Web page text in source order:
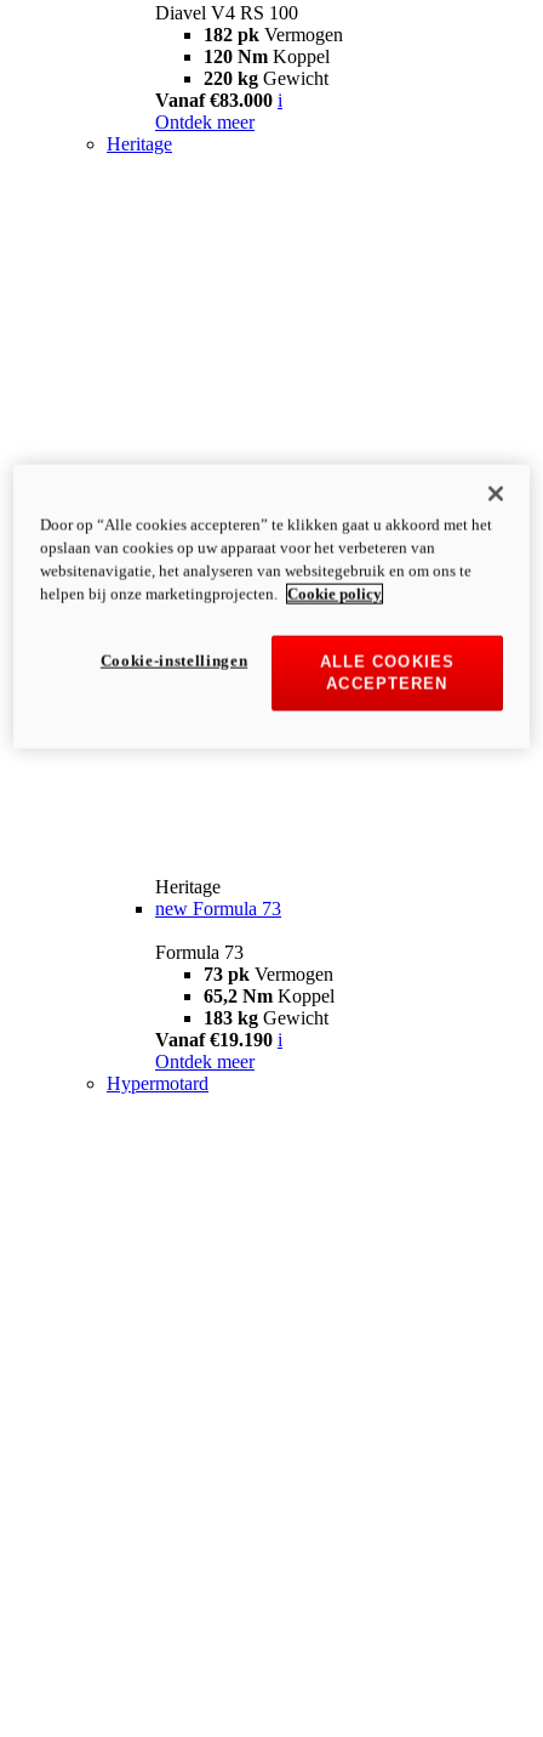
Diavel V4 RS 100
182 pk Vermogen
120 Nm Koppel
220 kg Gewicht
Vanaf €83.000 i
Ontdek meer
Heritage
Heritage
new Formula 73
Formula 73
73 pk Vermogen
65,2 Nm Koppel
183 kg Gewicht
Vanaf €19.190 i
Ontdek meer
Hypermotard
Door op “Alle cookies accepteren” te klikken gaat u akkoord met het
opslaan van cookies op uw apparaat voor het verbeteren van
websitenavigatie, het analyseren van websitegebruik en om ons te
helpen bij onze marketingprojecten.
Cookie policy
ALLE COOKIES
ACCEPTEREN
Cookie-instellingen